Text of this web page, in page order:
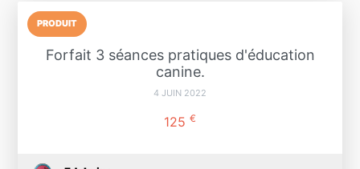
PRODUIT
Forfait 3 séances pratiques d'éducation
canine.
4 JUIN 2022
125 €